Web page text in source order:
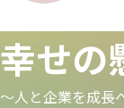
幸せの
〜人と企業を成長